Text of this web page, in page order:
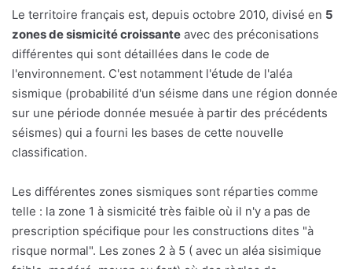
Le territoire français est, depuis octobre 2010, divisé en 5
zones de sismicité croissante avec des préconisations
différentes qui sont détaillées dans le code de
l'environnement. C'est notamment l'étude de l'aléa
sismique (probabilité d'un séisme dans une région donnée
sur une période donnée mesuée à partir des précédents
séismes) qui a fourni les bases de cette nouvelle
classification.
Les différentes zones sismiques sont réparties comme
telle : la zone 1 à sismicité très faible où il n'y a pas de
prescription spécifique pour les constructions dites "à
risque normal". Les zones 2 à 5 ( avec un aléa sisimique